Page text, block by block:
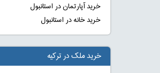
خرید آپارتمان در استانبول
خرید خانه در استانبول
خرید ملک در ترکیه